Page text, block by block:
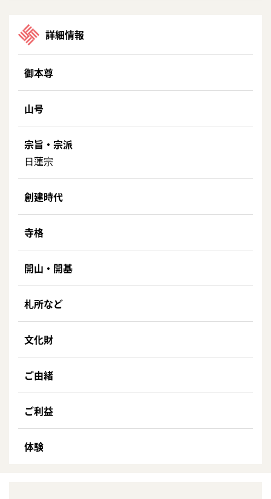
詳細情報
御本尊
山号
宗旨・宗派
日蓮宗
創建時代
寺格
開山・開基
札所など
文化財
ご由緒
ご利益
体験